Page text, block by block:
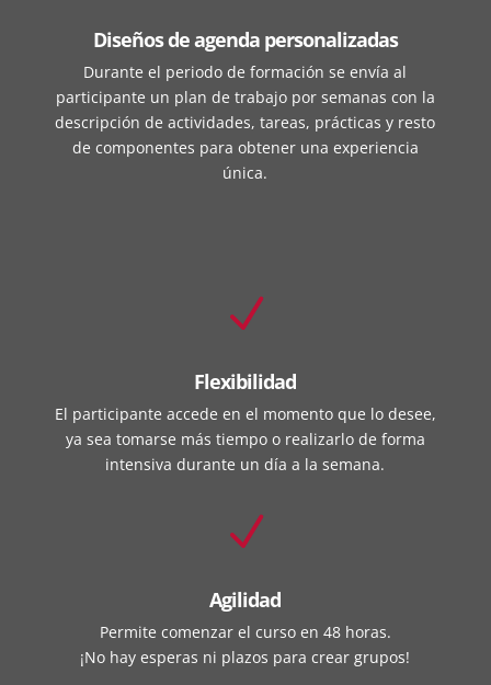
Diseños de agenda personalizadas
Durante el periodo de formación se envía al
participante un plan de trabajo por semanas con la
descripción de actividades, tareas, prácticas y resto
de componentes para obtener una experiencia
única.
N
Flexibilidad
El participante accede en el momento que lo desee,
ya sea tomarse más tiempo o realizarlo de forma
intensiva durante un día a la semana.
N
Agilidad
Permite comenzar el curso en 48 horas.
¡No hay esperas ni plazos para crear grupos!